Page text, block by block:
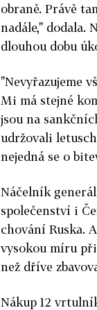
obraně. Právě
nadále,"
dlouhou dobu
"Nevyřazujeme
Mi má stejné
jsou na
udržovali
nejedná se o
Náčelník
společenství i
chování Ruska.
vysokou míru
než dříve
Nákup 12